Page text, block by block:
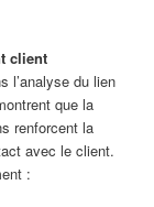
client
l’analyse du lien
que la
renforcent la
avec le client.
: